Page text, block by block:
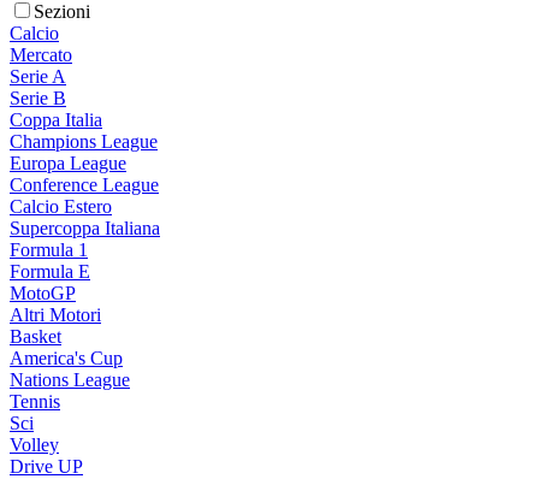
Sezioni
Calcio
Mercato
Serie A
Serie B
Coppa Italia
Champions League
Europa League
Conference League
Calcio Estero
Supercoppa Italiana
Formula 1
Formula E
MotoGP
Altri Motori
Basket
America's Cup
Nations League
Tennis
Sci
Volley
Drive UP